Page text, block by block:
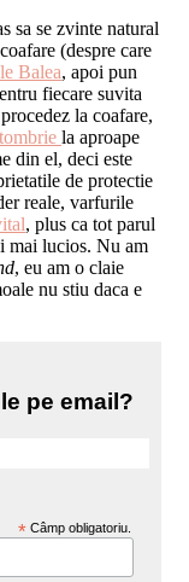
sa se zvinte natural
(despre care
Balea, apoi pun
fiecare suvita
la coafare,
la aproape
din el, deci este
de protectie
reale, varfurile
, plus ca tot parul
mai lucios. Nu am
, eu am o claie
nu stiu daca e
pe email?
* Câmp obligatoriu.